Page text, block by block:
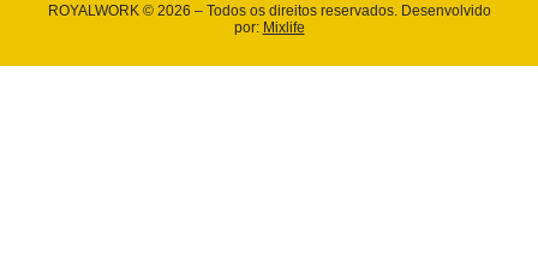
ROYALWORK © 2026 – Todos os direitos reservados. Desenvolvido
por: Mixlife